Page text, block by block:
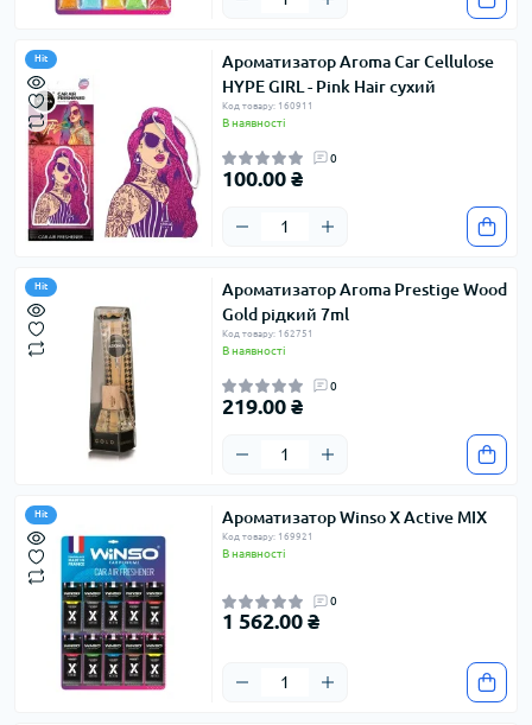
Hit
Ароматизатор Aroma Car Cellulose
HYPE GIRL - Pink Hair сухий
Код товару: 160911
В наявності
0
100.00 ₴
Hit
Ароматизатор Aroma Prestige Wood
Gold рідкий 7ml
Код товару: 162751
В наявності
0
219.00 ₴
Hit Ароматизатор Winso X Active MIX
Код товару: 169921
В наявності
0
1 562.00 ₴